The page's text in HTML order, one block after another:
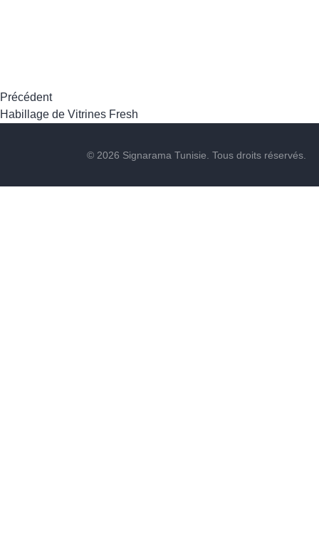
Précédent
Habillage de Vitrines Fresh
© 2026 Signarama Tunisie. Tous droits réservés.